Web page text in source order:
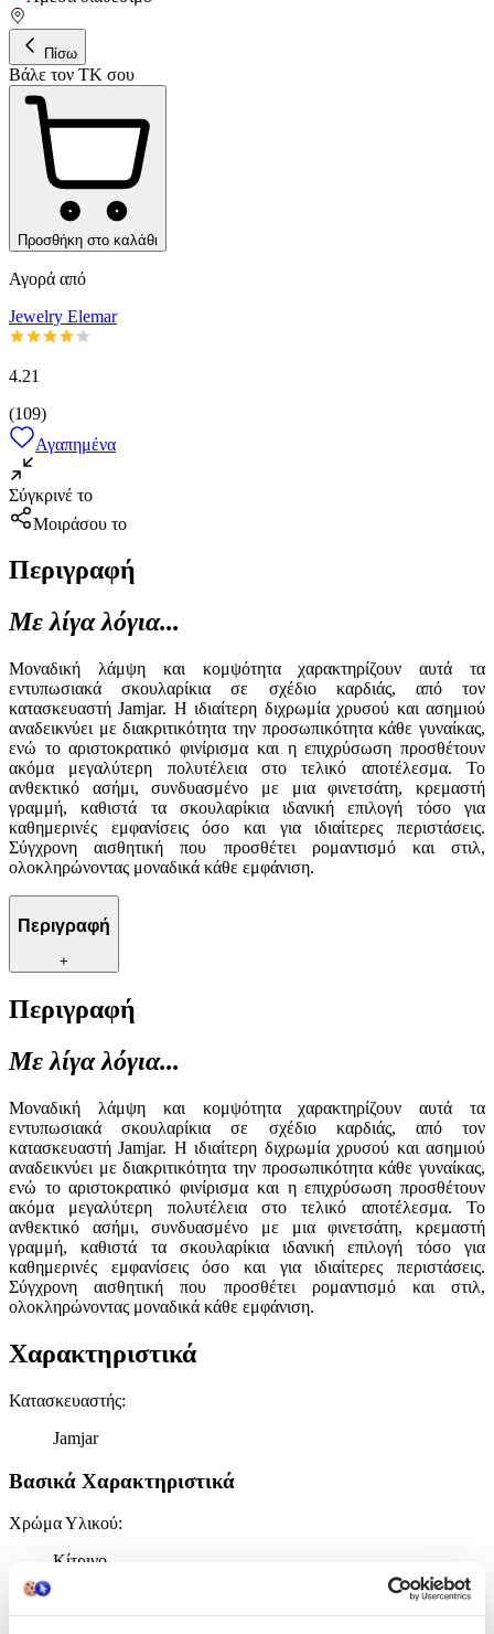
Πίσω
Βάλε τον ΤΚ σου
Προσθήκη στο καλάθι
Αγορά από
Jewelry Elemar
4.21
(109)
Αγαπημένα
Σύγκρινέ το
Μοιράσου το
Περιγραφή
Με λίγα λόγια...
Μοναδική λάμψη και κομψότητα χαρακτηρίζουν αυτά τα
εντυπωσιακά σκουλαρίκια σε σχέδιο καρδιάς, από τον
κατασκευαστή Jamjar. Η ιδιαίτερη διχρωμία χρυσού και ασημιού
αναδεικνύει με διακριτικότητα την προσωπικότητα κάθε γυναίκας,
ενώ το αριστοκρατικό φινίρισμα και η επιχρύσωση προσθέτουν
ακόμα μεγαλύτερη πολυτέλεια στο τελικό αποτέλεσμα. Το
ανθεκτικό ασήμι, συνδυασμένο με μια φινετσάτη, κρεμαστή
γραμμή, καθιστά τα σκουλαρίκια ιδανική επιλογή τόσο για
καθημερινές εμφανίσεις όσο και για ιδιαίτερες περιστάσεις.
Σύγχρονη αισθητική που προσθέτει ρομαντισμό και στιλ,
ολοκληρώνοντας μοναδικά κάθε εμφάνιση.
Περιγραφή
+
Περιγραφή
Με λίγα λόγια...
Μοναδική λάμψη και κομψότητα χαρακτηρίζουν αυτά τα
εντυπωσιακά σκουλαρίκια σε σχέδιο καρδιάς, από τον
κατασκευαστή Jamjar. Η ιδιαίτερη διχρωμία χρυσού και ασημιού
αναδεικνύει με διακριτικότητα την προσωπικότητα κάθε γυναίκας,
ενώ το αριστοκρατικό φινίρισμα και η επιχρύσωση προσθέτουν
ακόμα μεγαλύτερη πολυτέλεια στο τελικό αποτέλεσμα. Το
ανθεκτικό ασήμι, συνδυασμένο με μια φινετσάτη, κρεμαστή
γραμμή, καθιστά τα σκουλαρίκια ιδανική επιλογή τόσο για
καθημερινές εμφανίσεις όσο και για ιδιαίτερες περιστάσεις.
Σύγχρονη αισθητική που προσθέτει ρομαντισμό και στιλ,
ολοκληρώνοντας μοναδικά κάθε εμφάνιση.
Χαρακτηριστικά
Κατασκευαστής:
Jamjar
Βασικά Χαρακτηριστικά
Χρώμα Υλικού:
Κίτρινο
Υλικό